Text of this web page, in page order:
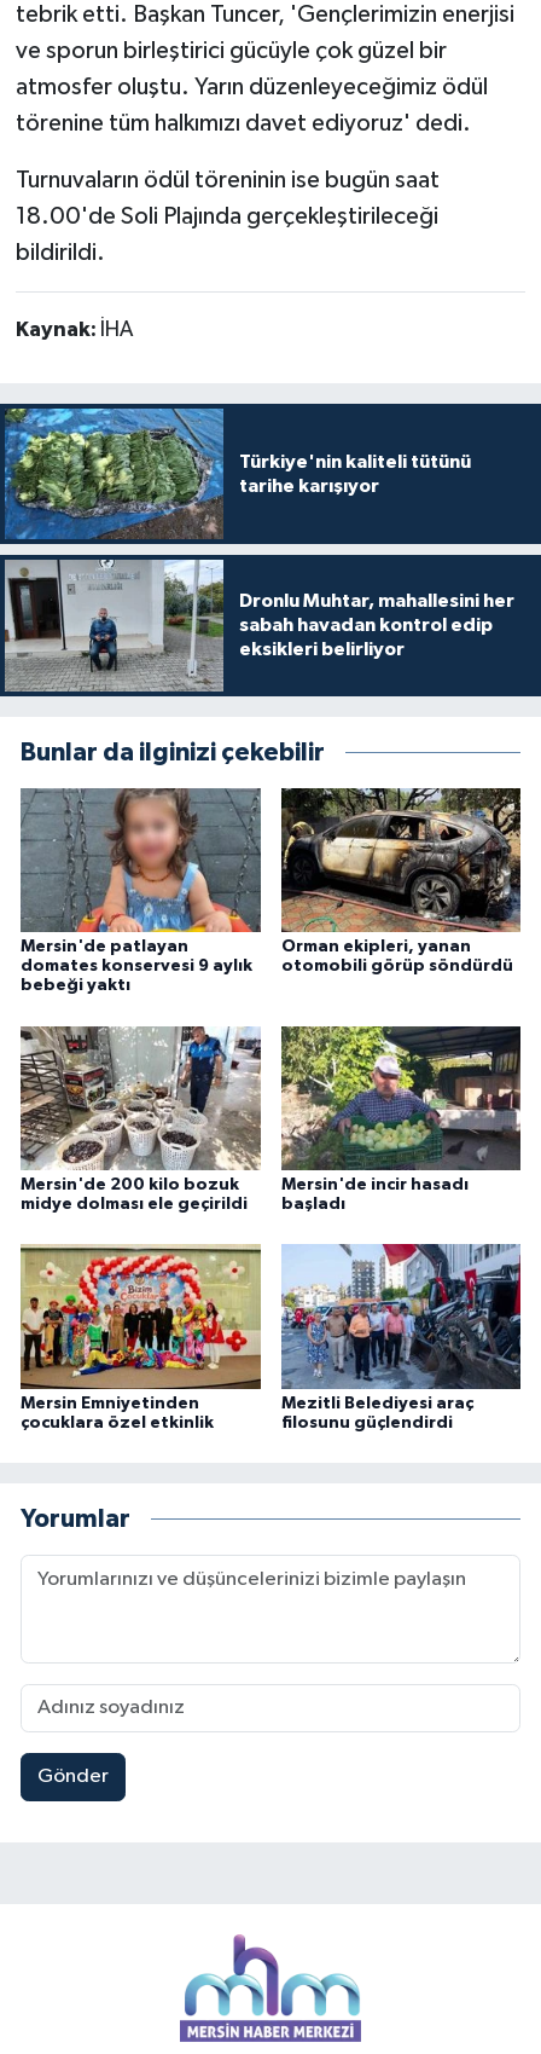
tebrik etti. Başkan Tuncer, 'Gençlerimizin enerjisi
ve sporun birleştirici gücüyle çok güzel bir
atmosfer oluştu. Yarın düzenleyeceğimiz ödül
törenine tüm halkımızı davet ediyoruz' dedi.
Turnuvaların ödül töreninin ise bugün saat
18.00'de Soli Plajında gerçekleştirileceği
bildirildi.
Kaynak: İHA
Türkiye'nin kaliteli tütünü
tarihe karışıyor
Dronlu Muhtar, mahallesini her
sabah havadan kontrol edip
eksikleri belirliyor
Bunlar da ilginizi çekebilir
Mersin'de patlayan
domates konservesi 9 aylık
bebeği yaktı
Orman ekipleri, yanan
otomobili görüp söndürdü
Mersin'de 200 kilo bozuk
midye dolması ele geçirildi
Mersin'de incir hasadı
başladı
Mersin Emniyetinden
çocuklara özel etkinlik
Mezitli Belediyesi araç
filosunu güçlendirdi
Yorumlar
Gönder